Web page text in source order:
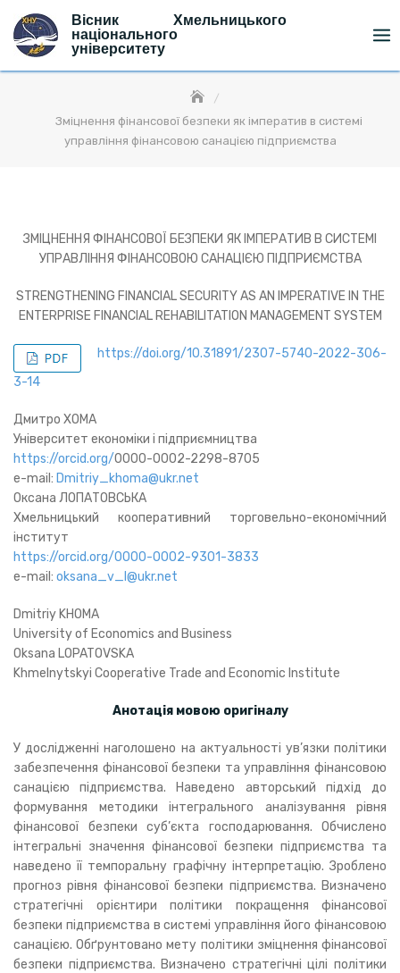
content
Вісник Хмельницького
національного
університету
Зміцнення фінансової безпеки як імператив в системі
управління фінансовою санацією підприємства
ЗМІЦНЕННЯ ФІНАНСОВОЇ БЕЗПЕКИ ЯК ІМПЕРАТИВ В СИСТЕМІ
УПРАВЛІННЯ ФІНАНСОВОЮ САНАЦІЄЮ ПІДПРИЄМСТВА
STRENGTHENING FINANCIAL SECURITY AS AN IMPERATIVE IN THE
ENTERPRISE FINANCIAL REHABILITATION MANAGEMENT SYSTEM
https://doi.org/10.31891/2307-5740-2022-306-
3-14
Дмитро ХОМА
Університет економіки і підприємництва
https://orcid.org/0000-0002-2298-8705
e-mail: Dmitriy_khoma@ukr.net
Оксана ЛОПАТОВСЬКА
Хмельницький кооперативний торговельно-економічний
інститут
https://orcid.org/0000-0002-9301-3833
e-mail: oksana_v_l@ukr.net
Dmitriy KHOMA
University of Economics and Business
Oksana LOPATOVSKA
Khmelnytskyi Cooperative Trade and Economic Institute
Анотація мовою оригіналу
У дослідженні наголошено на актуальності ув’язки політики
забезпечення фінансової безпеки та управління фінансовою
санацією підприємства. Наведено авторський підхід до
формування методики інтегрального аналізування рівня
фінансової безпеки суб’єкта господарювання. Обчислено
інтегральні значення фінансової безпеки підприємства та
наведено її темпоральну графічну інтерпретацію. Зроблено
прогноз рівня фінансової безпеки підприємства. Визначено
стратегічні орієнтири політики покращення фінансової
безпеки підприємства в системі управління його фінансовою
санацією. Обґрунтовано мету політики зміцнення фінансової
безпеки підприємства. Визначено стратегічні цілі політики